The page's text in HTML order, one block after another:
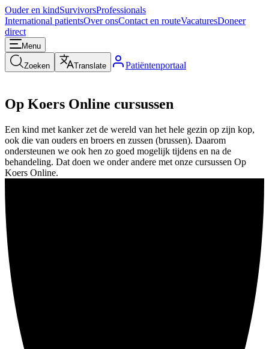
Ouder en kindSurvivorsProfessionals
International patientsOver onsContact en routeVacaturesDoneer
direct
Menu
Zoeken Translate Patiëntenportaal
Op Koers Online cursussen
Een kind met kanker zet de wereld van het hele gezin op zijn kop,
ook die van ouders en broers en zussen (brussen). Daarom
ondersteunen we ook hen zo goed mogelijk tijdens en na de
behandeling. Dat doen we onder andere met onze cursussen Op
Koers Online.